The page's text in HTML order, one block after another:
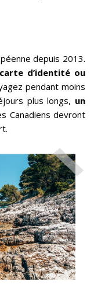
depuis 2013.
carte d’identité ou
pendant moins
plus longs, un
Canadiens devront